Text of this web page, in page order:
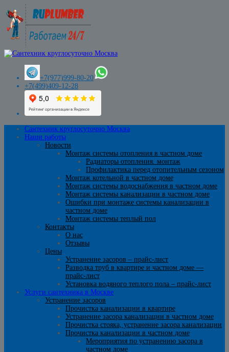
+7(977)999-80-20
+7(499)409-12-28
Сантехник круглосуточно Москва
Наши работы
Новости
Монтаж системы отопления в частном доме
Радиаторы отопления. монтаж
Профилактика перед отопительным сезоном
Монтаж котельной в частном доме
Монтаж системы водоснабжения в частном доме
Монтаж системы канализации в частном доме
Ошибки при монтаже системы канализации в
частном доме
Монтаж системы теплый пол
Контакты
О нас
Отзывы
Цены
Устранение засоров – прайс-лист
Разводка труб в квартире и частном доме —
прайс-лист
Установка водяного теплого пола – прайс-лист
Услуги сантехника в Москве
Устранение засоров
Прочистка канализации в квартире
Устранение засора канализации в частном доме
Прочистка стояка, устранение засора канализации
Прочистка канализации в частном доме
Мероприятия по устранению засора в
частном доме